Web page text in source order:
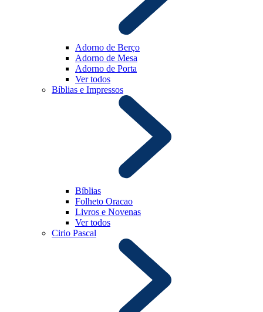
Adorno de Berço
Adorno de Mesa
Adorno de Porta
Ver todos
Bíblias e Impressos
Bíblias
Folheto Oracao
Livros e Novenas
Ver todos
Cirio Pascal